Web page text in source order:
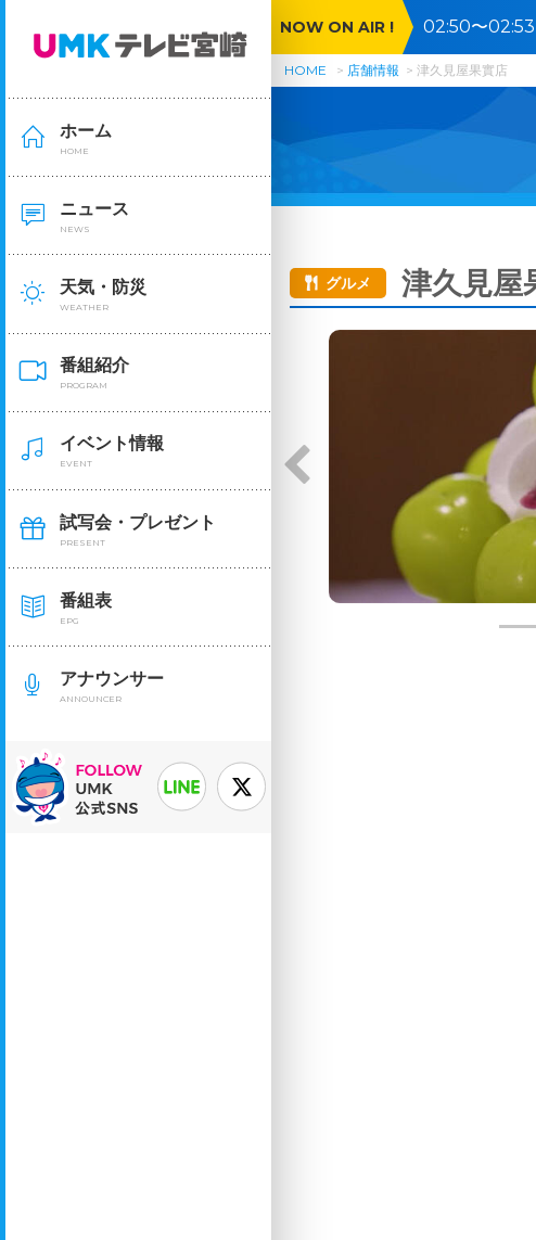
ホーム
HOME
ニュース
NEWS
天気・防災
WEATHER
番組紹介
PROGRAM
イベント情報
EVENT
試写会・プレゼント
PRESENT
番組表
EPG
アナウンサー
ANNOUNCER
NOW ON AIR ! 02:50〜
HOME 店舗情報 津久見屋果實店
グルメ 津久見屋